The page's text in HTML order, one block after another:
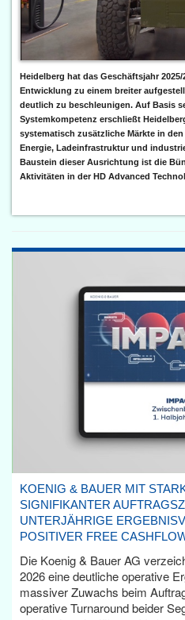
Heidelberg hat das Geschäftsjahr
Entwicklung zu einem breiter
deutlich zu beschleunigen. Auf Basis
Systemkompetenz erschließt
systematisch zusätzliche Märkte in
Energie, Ladeinfrastruktur und
Baustein dieser Ausrichtung ist die
Aktivitäten in der HD Advanced
KOENIG & BAUER MIT
SIGNIFIKANTER
UNTERJÄHRIGE
POSITIVER FREE
Die Koenig & Bauer AG
2026 eine deutliche operative
massiver Zuwachs beim
operative Turnaround beider